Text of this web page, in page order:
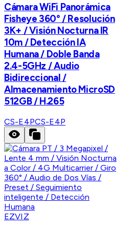
Cámara WiFi Panorámica
Fisheye 360° / Resolución
3K+ / Visión Nocturna IR
10m / Detección IA
Humana / Doble Banda
2.4-5GHz / Audio
Bidireccional /
Almacenamiento MicroSD
512GB / H.265
CS-E4PCS-E4P
EZVIZ